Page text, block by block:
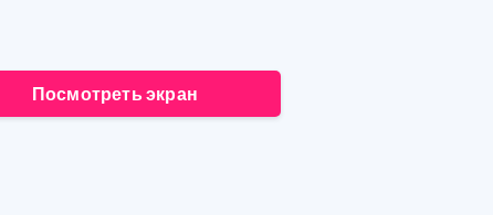
Посмотреть экран